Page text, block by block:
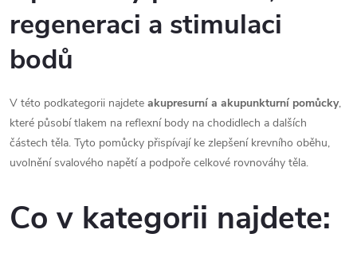
á
d
a
c
í
p
r
v
regeneraci a stimulaci
bodů
V této podkategorii najdete akupresurní a akupunkturní pomůcky,
které působí tlakem na reflexní body na chodidlech a dalších
částech těla. Tyto pomůcky přispívají ke zlepšení krevního oběhu,
uvolnění svalového napětí a podpoře celkové rovnováhy těla.
Co v kategorii najdete: